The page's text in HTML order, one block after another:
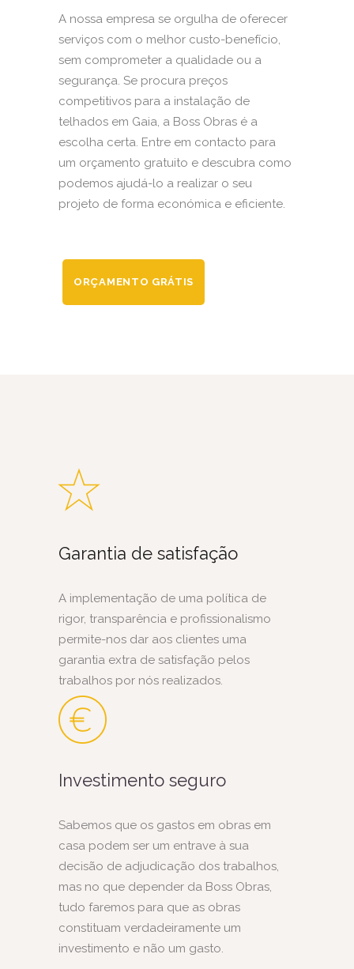
A nossa empresa se orgulha de oferecer
serviços com o melhor custo-benefício,
sem comprometer a qualidade ou a
segurança. Se procura preços
competitivos para a instalação de
telhados em Gaia, a Boss Obras é a
escolha certa. Entre em contacto para
um orçamento gratuito e descubra como
podemos ajudá-lo a realizar o seu
projeto de forma económica e eficiente.
ORÇAMENTO GRÁTIS
Garantia de satisfação
A implementação de uma política de
rigor, transparência e profissionalismo
permite-nos dar aos clientes uma
garantia extra de satisfação pelos
trabalhos por nós realizados.
Investimento seguro
Sabemos que os gastos em obras em
casa podem ser um entrave à sua
decisão de adjudicação dos trabalhos,
mas no que depender da Boss Obras,
tudo faremos para que as obras
constituam verdadeiramente um
investimento e não um gasto.